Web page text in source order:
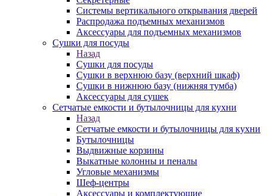
Системы вертикального открывания дверей
Распродажа подъемных механизмов
Аксессуары для подъемных механизмов
Сушки для посуды
Назад
Сушки для посуды
Сушки в верхнюю базу (верхний шкаф)
Сушки в нижнюю базу (нижняя тумба)
Аксессуары для сушек
Сетчатые емкости и бутылочницы для кухни
Назад
Сетчатые емкости и бутылочницы для кухни
Бутылочницы
Выдвижные корзины
Выкатные колонны и пеналы
Угловые механизмы
Шеф-центры
Аксессуары и комплектующие